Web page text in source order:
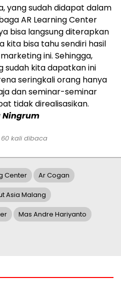
yang sudah didapat dalam
AR Learning Center
bisa langsung diterapkan
kita bisa tahu sendiri hasil
ini. Sehingga,
sudah kita dapatkan ini
seringkali orang hanya
dan seminar-seminar
tidak direalisasikan.
Ningrum
60kali dibaca
Center Ar Cogan
Asia Malang
Mas Andre Hariyanto